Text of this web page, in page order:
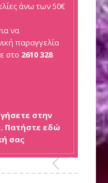
άνω των 50€
να
παραγγελία
στο 2610 328
στην
Πατήστε εδώ
σας